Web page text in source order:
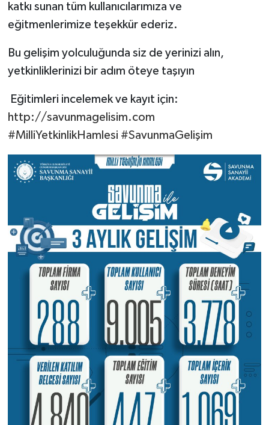
katkı sunan tüm kullanıcılarımıza ve
eğitmenlerimize teşekkür ederiz.
Bu gelişim yolculuğunda siz de yerinizi alın,
yetkinliklerinizi bir adım öteye taşıyın
Eğitimleri incelemek ve kayıt için:
http://savunmagelisim.com
#MilliYetkinlikHamlesi #SavunmaGelişim